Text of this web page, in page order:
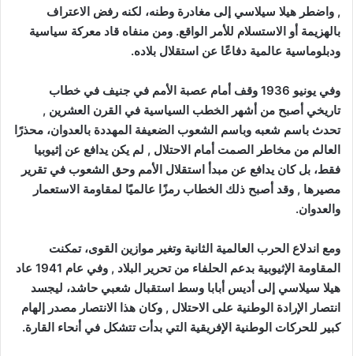
, واضطر هيلا سيلاسي إلى مغادرة وطنه، لكنه رفض الاعتراف
بالهزيمة أو الاستسلام للأمر الواقع. ومن منفاه قاد معركة سياسية
ودبلوماسية عالمية دفاعًا عن استقلال بلاده.
وفي يونيو 1936 وقف أمام عصبة الأمم في جنيف في خطاب
تاريخي أصبح من أشهر الخطب السياسية في القرن العشرين ,
تحدث باسم شعبه وباسم الشعوب الضعيفة المهددة بالعدوان، محذرًا
العالم من مخاطر الصمت أمام الاحتلال , لم يكن يدافع عن إثيوبيا
فقط، بل كان يدافع عن مبدأ استقلال الأمم وحق الشعوب في تقرير
مصيرها , وقد أصبح ذلك الخطاب رمزًا عالميًا لمقاومة الاستعمار
والعدوان.
ومع اندلاع الحرب العالمية الثانية وتغير موازين القوى، تمكنت
المقاومة الإثيوبية بدعم الحلفاء من تحرير البلاد , وفي عام 1941 عاد
هيلا سيلاسي إلى أديس أبابا وسط استقبال شعبي حاشد، ليجسد
انتصار الإرادة الوطنية على الاحتلال , وكان هذا الانتصار مصدر إلهام
كبير للحركات الوطنية الإفريقية التي بدأت تتشكل في أنحاء القارة.